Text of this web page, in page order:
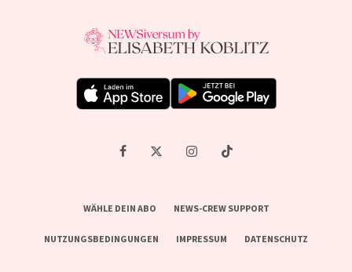
WÄHLE DEIN ABO NEWS-CREW SUPPORT
NUTZUNGSBEDINGUNGEN IMPRESSUM DATENSCHUTZ